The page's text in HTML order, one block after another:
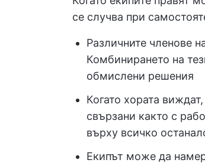
се случва при
Различните членове
Комбинирането на
обмислени решения
Когато хората
свързани както с
върху всичко
Екипът може да